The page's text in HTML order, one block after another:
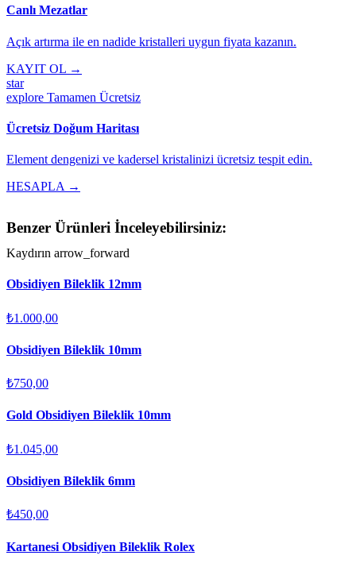
Canlı Mezatlar
Açık artırma ile en nadide kristalleri uygun fiyata kazanın.
KAYIT OL →
star
explore Tamamen Ücretsiz
Ücretsiz Doğum Haritası
Element dengenizi ve kadersel kristalinizi ücretsiz tespit edin.
HESAPLA →
Benzer Ürünleri İnceleyebilirsiniz:
Kaydırın arrow_forward
Obsidiyen Bileklik 12mm
₺1.000,00
Obsidiyen Bileklik 10mm
₺750,00
Gold Obsidiyen Bileklik 10mm
₺1.045,00
Obsidiyen Bileklik 6mm
₺450,00
Kartanesi Obsidiyen Bileklik Rolex